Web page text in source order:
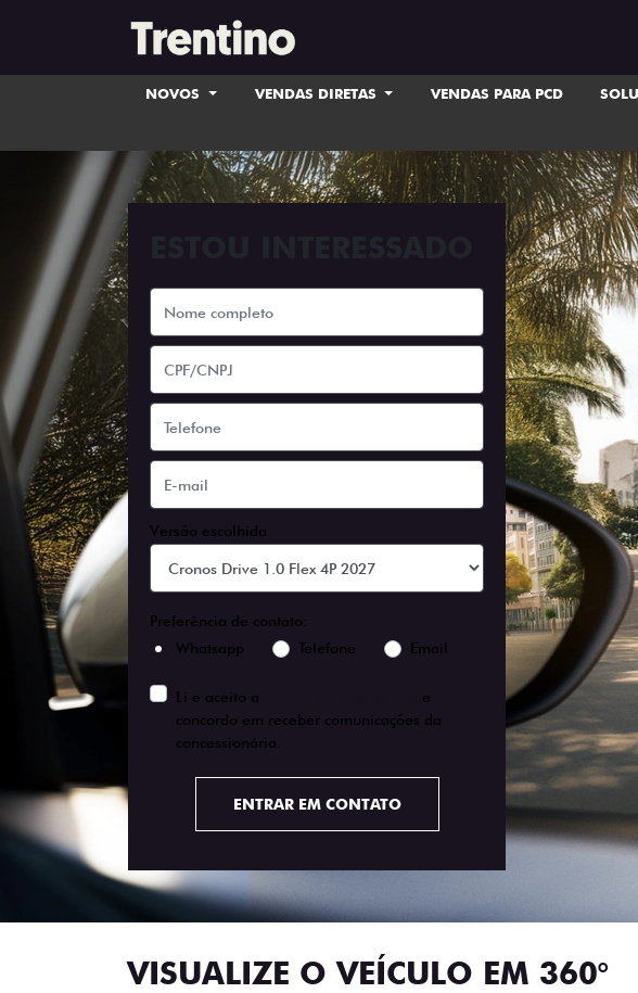
NOVOS VENDAS DIRETAS VENDAS PARA PCD
Versão escolhida
Preferência de contato:
Whatsapp
Telefone Email
Li e aceito a
e
concordo em receber comunicações da
concessionária.
ENTRAR EM CONTATO
VISUALIZE O VEÍCULO EM 360°